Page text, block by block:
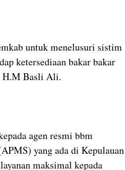
untuk menelusuri sistim
ketersediaan bakar bakar
H.M Basli Ali.
agen resmi bbm
yang ada di Kepulauan
maksimal kepada